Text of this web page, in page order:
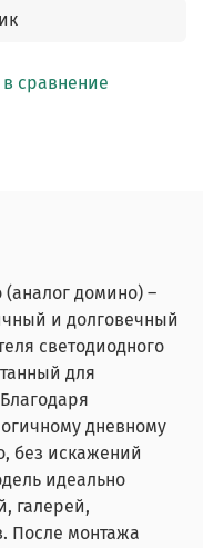
сравнение
(аналог домино) –
и долговечный
светодиодного
для
дневному
без искажений
идеально
галерей,
После монтажа